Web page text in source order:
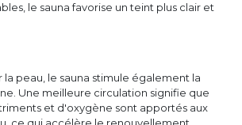
le sauna favorise un teint plus clair et
la peau, le sauna stimule également la
Une meilleure circulation signifie que
et d'oxygène sont apportés aux